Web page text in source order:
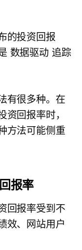
的投资回报
数据驱动 追踪
有很多种。在
资回报率时，
方法可能侧重
报率
回报率受到不
效、网站用户